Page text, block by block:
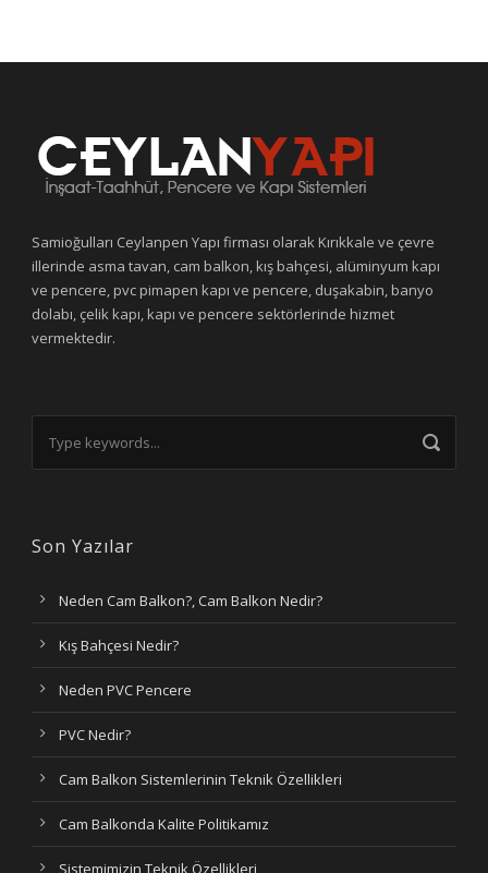
Samioğulları Ceylanpen Yapı firması olarak Kırıkkale ve çevre
illerinde asma tavan, cam balkon, kış bahçesi, alüminyum kapı
ve pencere, pvc pimapen kapı ve pencere, duşakabin, banyo
dolabı, çelik kapı, kapı ve pencere sektörlerinde hizmet
vermektedir.
Son Yazılar
Neden Cam Balkon?, Cam Balkon Nedir?
Kış Bahçesi Nedir?
Neden PVC Pencere
PVC Nedir?
Cam Balkon Sistemlerinin Teknik Özellikleri
Cam Balkonda Kalite Politikamız
Sistemimizin Teknik Özellikleri